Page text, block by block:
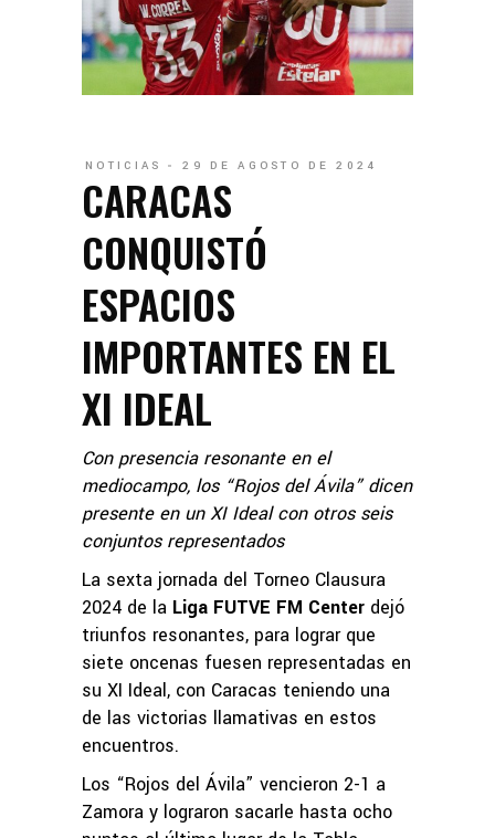
NOTICIAS 29 DE AGOSTO DE 2024
CARACAS
CONQUISTÓ
ESPACIOS
IMPORTANTES EN EL
XI IDEAL
Con presencia resonante en el
mediocampo, los “Rojos del Ávila” dicen
presente en un XI Ideal con otros seis
conjuntos representados
La sexta jornada del Torneo Clausura
2024 de la Liga FUTVE FM Center dejó
triunfos resonantes, para lograr que
siete oncenas fuesen representadas en
su XI Ideal, con Caracas teniendo una
de las victorias llamativas en estos
encuentros.
Los “Rojos del Ávila” vencieron 2-1 a
Zamora y lograron sacarle hasta ocho